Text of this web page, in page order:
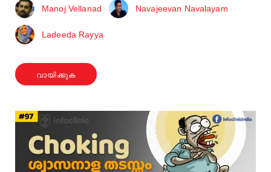
Manoj Vellanad Navajeevan Navalayam
Ladeeda Rayya
വായിക്കുക